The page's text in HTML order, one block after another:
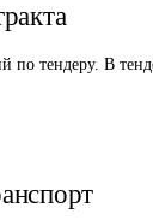
по тендеру. В